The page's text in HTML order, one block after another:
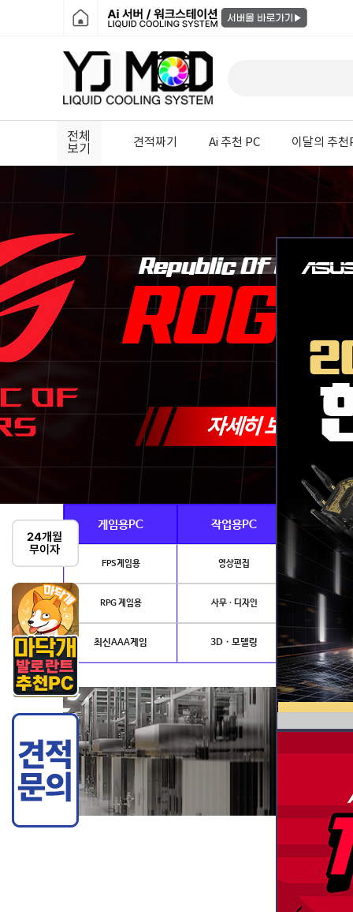
전체
보기
견적짜기 Ai 추천 PC 이달의 추천
게임용PC 작업용PC Ai · 전
FPS게임용 영상편집
RPG 게임용 사무 · 디자인
최신AAA게임 3D · 모델링 NVIDIA